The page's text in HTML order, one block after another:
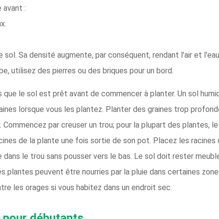
avant :
Sa densité augmente, par conséquent, rendant l'air et
utilisez des pierres ou des briques pour un bord.
le sol est prêt avant de commencer à planter. Un sol
lorsque vous les plantez. Planter des graines trop
Commencez par creuser un trou; pour la plupart des plantes,
de la plante une fois sortie de son pot. Placez les racines
le trou sans pousser vers le bas. Le sol doit rester
plantes peuvent être nourries par la pluie dans certaines
les orages si vous habitez dans un endroit sec.